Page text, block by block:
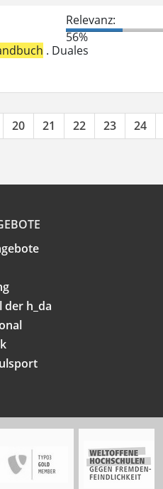
Relevanz:
56%
. Duales
20 21 22 23 24
der h_da